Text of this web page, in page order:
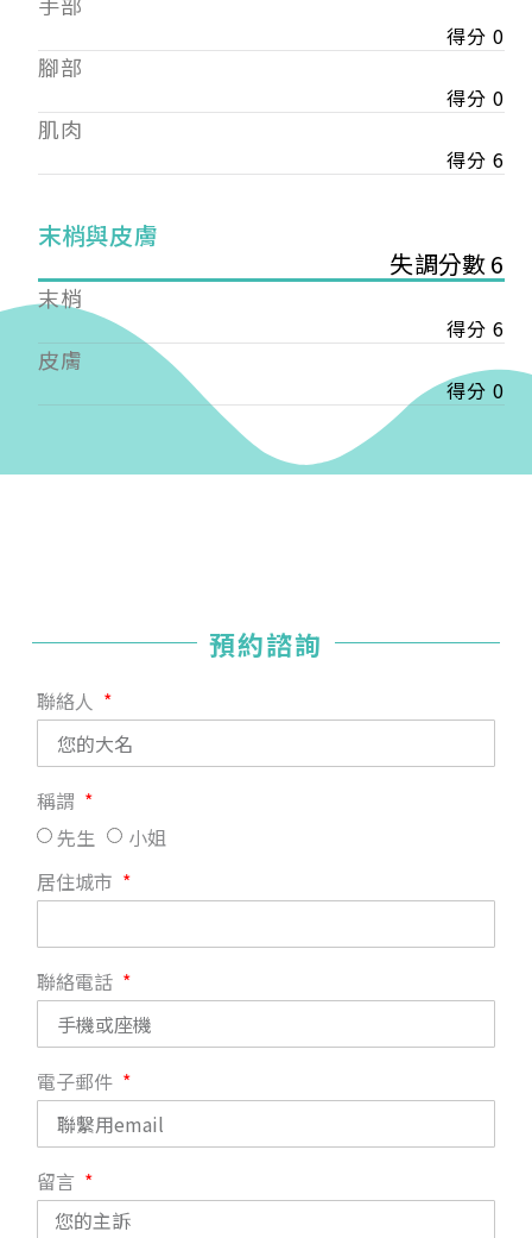
得分 0
腳部
得分 0
肌肉
得分 6
末梢與皮膚
失調分數 6
末梢
得分 6
皮膚
得分 0
預約諮詢
聯絡人
稱謂
先生
小姐
居住城市
聯絡電話
電子郵件
留言
會審核通過後即通知您進行繳費，繳費資訊如下
【會費】
個人會員:
入會費新臺幣1200元，於會員入會時繳納；常年會
費1200元，於每年度繳納。
費3000元，於每年度繳納。
戶名: 社團法人台灣自律神經健康培訓暨發展協會
帳號: 003-03-501566-2
銀行: (013) 國泰世華 南京東路分行